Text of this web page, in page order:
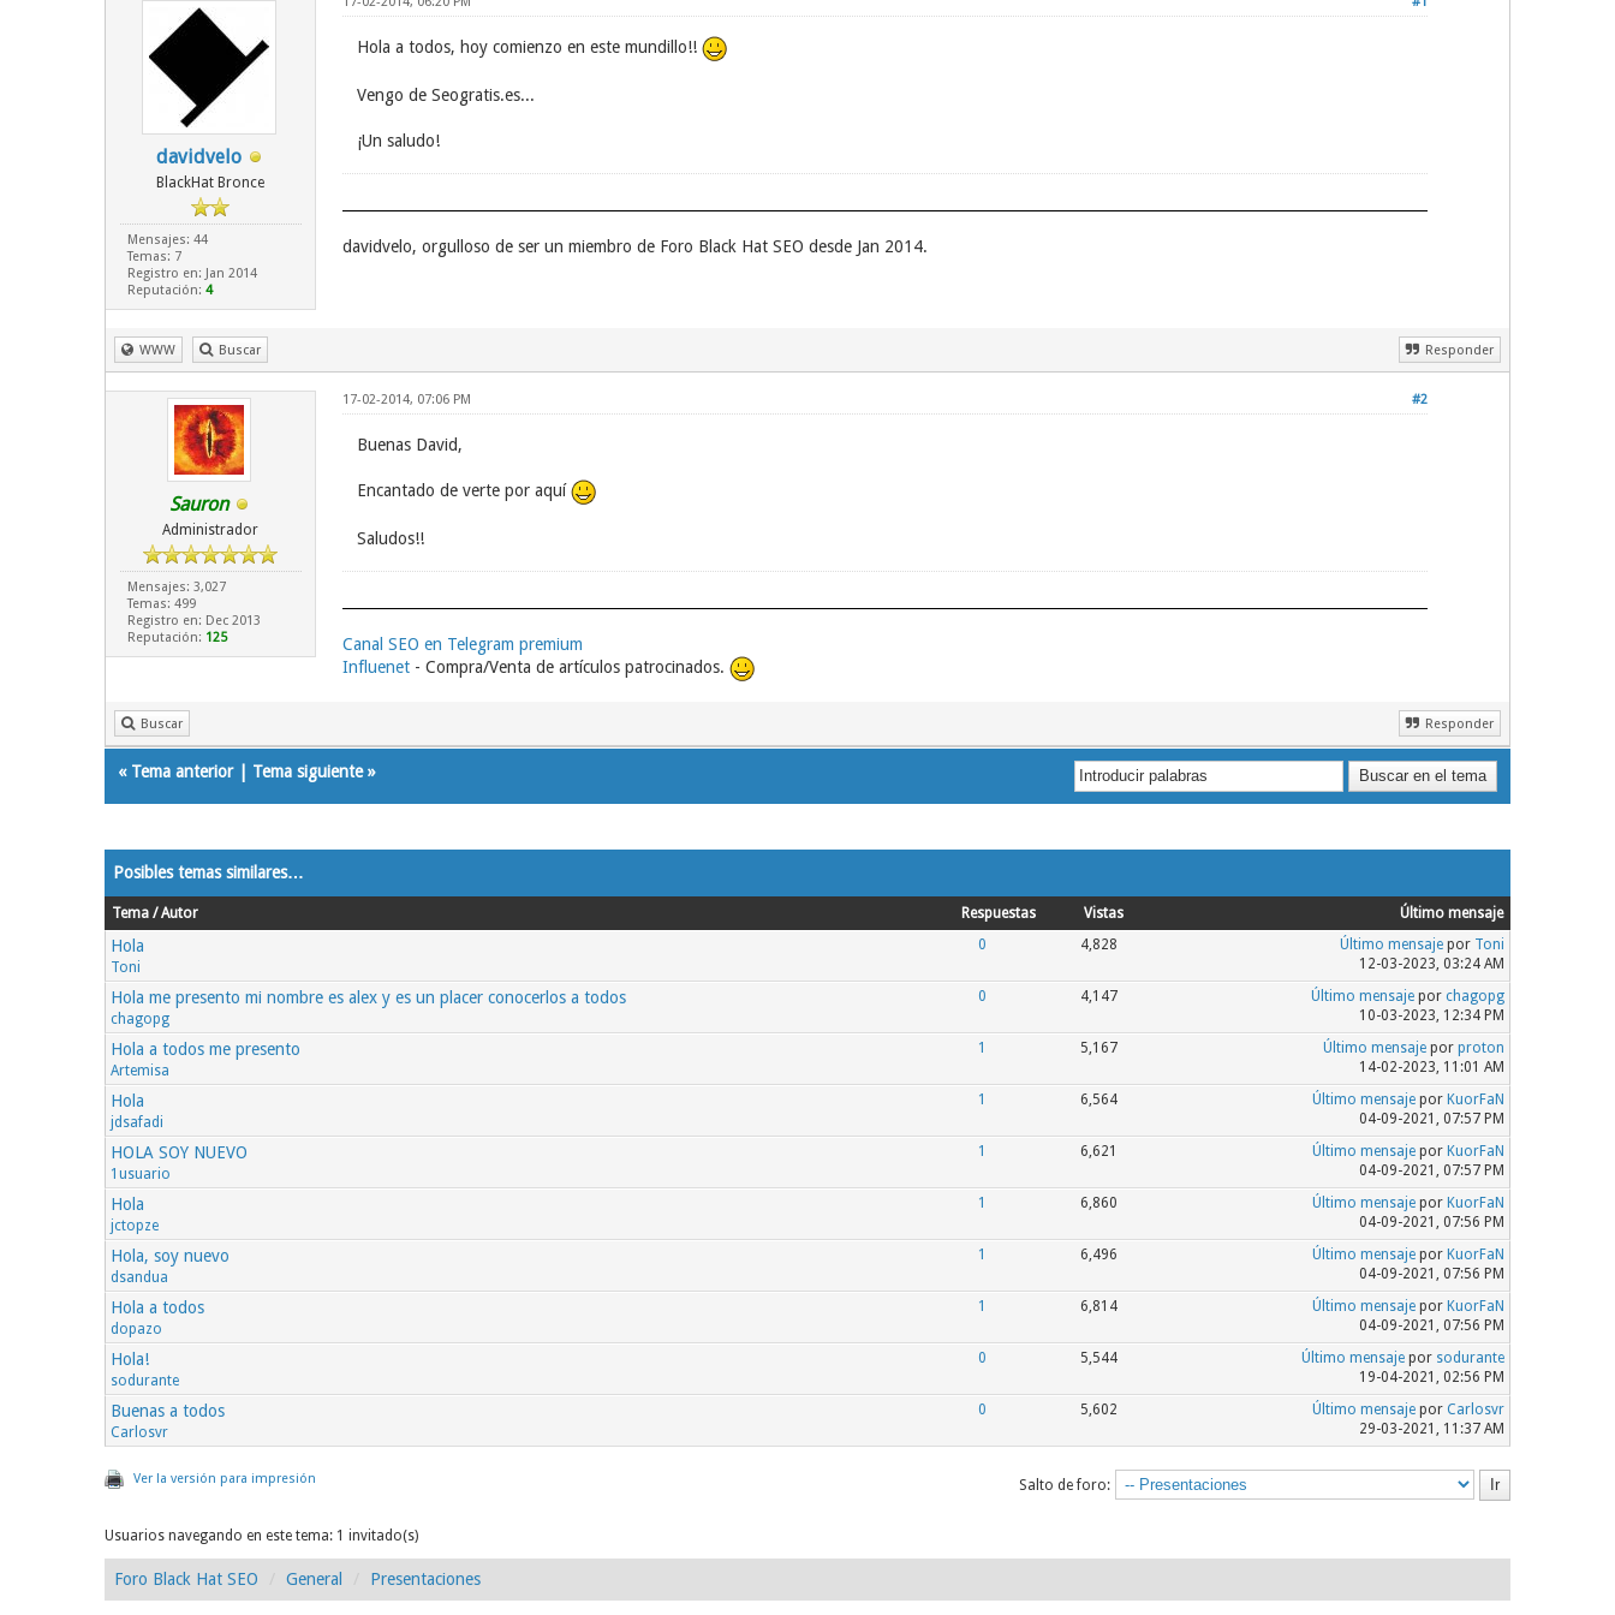
davidvelo
BlackHat Bronce
Mensajes: 44
Temas: 7
Registro en: Jan 2014
Reputación: 4
Hola a todos, hoy comienzo en este mundillo!!
Vengo de Seogratis.es...
¡Un saludo!
davidvelo, orgulloso de ser un miembro de Foro Black Hat SEO desde Jan 2014.
WWW Buscar Responder
Sauron
Administrador
Mensajes: 3,027
Temas: 499
Registro en: Dec 2013
Reputación: 125
#2
17-02-2014, 07:06 PM
Buenas David,
Encantado de verte por aquí
Saludos!!
Canal SEO en Telegram premium
Influenet- Compra/Venta de artículos patrocinados.
Buscar Responder
« Tema anterior| Tema siguiente»
Posibles temas similares…
Tema / Autor Respuestas Vistas Último mensaje
Hola
Toni
0 4,828 Último mensajepor Toni
12-03-2023, 03:24 AM
Hola me presento mi nombre es alex y es un placer conocerlos a todos
chagopg
0 4,147 Último mensajepor chagopg
10-03-2023, 12:34 PM
Hola a todos me presento
Artemisa
1 5,167 Último mensajepor proton
14-02-2023, 11:01 AM
Hola
jdsafadi
1 6,564 Último mensajepor KuorFaN
04-09-2021, 07:57 PM
HOLA SOY NUEVO
1usuario
1 6,621 Último mensajepor KuorFaN
04-09-2021, 07:57 PM
Hola
jctopze
1 6,860 Último mensajepor KuorFaN
04-09-2021, 07:56 PM
Hola, soy nuevo
dsandua
1 6,496 Último mensajepor KuorFaN
04-09-2021, 07:56 PM
Hola a todos
dopazo
1 6,814 Último mensajepor KuorFaN
04-09-2021, 07:56 PM
Hola!
sodurante
0 5,544 Último mensajepor sodurante
19-04-2021, 02:56 PM
Buenas a todos
Carlosvr
0 5,602 Último mensajepor Carlosvr
29-03-2021, 11:37 AM
Ver la versión para impresión Salto de foro:
Usuarios navegando en este tema: 1 invitado(s)
Foro Black Hat SEO General Presentaciones